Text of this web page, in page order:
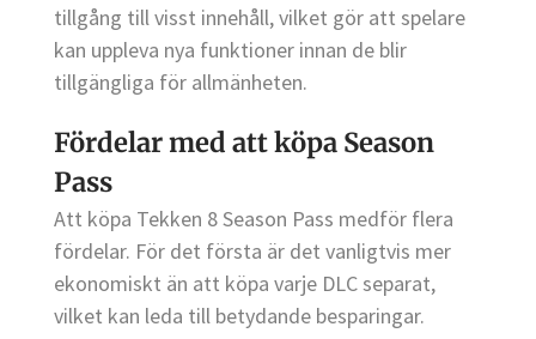
tillgång till visst innehåll, vilket gör att spelare
kan uppleva nya funktioner innan de blir
tillgängliga för allmänheten.
Fördelar med att köpa Season
Pass
Att köpa Tekken 8 Season Pass medför flera
fördelar. För det första är det vanligtvis mer
ekonomiskt än att köpa varje DLC separat,
vilket kan leda till betydande besparingar.